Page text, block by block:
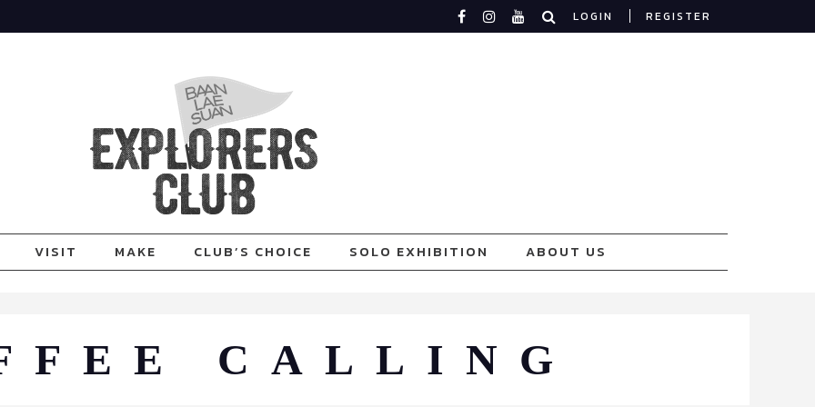
LOGIN REGISTER
VISIT MAKE CLUB’S CHOICE SOLO EXHIBITION ABOUT US
CALLING